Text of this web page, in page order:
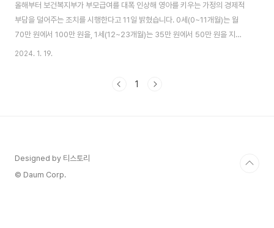
올해부터 보건복지부가 부모급여를 대폭 인상해 영아를 키우는 가정의 경제적
부담을 덜어주는 조치를 시행한다고 11일 밝혔습니다. 0세(0~11개월)는 월
70만 원에서 100만 원을, 1세(12~23개월)는 35만 원에서 50만 원을 지급
하게 됩니다.신청방법을 함께 알아보겠습니다. 부제: 올해부터 부모급여 더 받
신청 절차2. 부모급여의 목적 및 효과3. 지급 방식 및 지원 내용4. 지원금액 상
2024. 1. 19.
1
Designed by 티스토리
© Daum Corp.